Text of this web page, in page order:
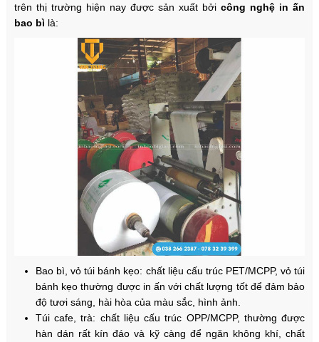
trên thị trường hiện nay được sản xuất bởi công nghệ in ấn
bao bì là:
Bao bì, vỏ túi bánh kẹo: chất liệu cấu trúc PET/MCPP, vỏ túi
bánh kẹo thường được in ấn với chất lượng tốt để đảm bảo
độ tươi sáng, hài hòa của màu sắc, hình ảnh.
Túi cafe, trà: chất liệu cấu trúc OPP/MCPP, thường được
hàn dán rất kín đáo và kỹ càng để ngăn không khí, chất